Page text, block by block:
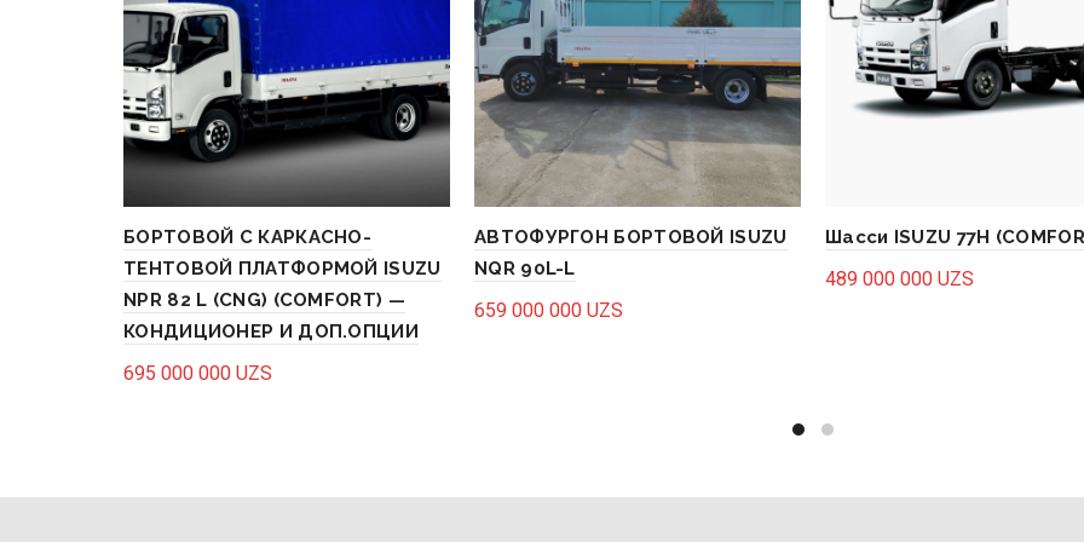
БОРТОВОЙ С КАРКАСНО-
ТЕНТОВОЙ ПЛАТФОРМОЙ ISUZU
NPR 82 L (CNG) (COMFORT) —
КОНДИЦИОНЕР И ДОП.ОПЦИИ
695 000 000 UZS
АВТОФУРГОН БОРТОВОЙ ISUZU
NQR 90L-L
659 000 000 UZS
Шасси ISUZU 77H
489 000 000 UZS